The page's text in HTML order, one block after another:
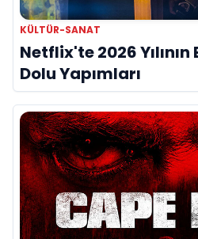
KÜLTÜR-SANAT
Netflix'te 2026
Dolu Yapımları